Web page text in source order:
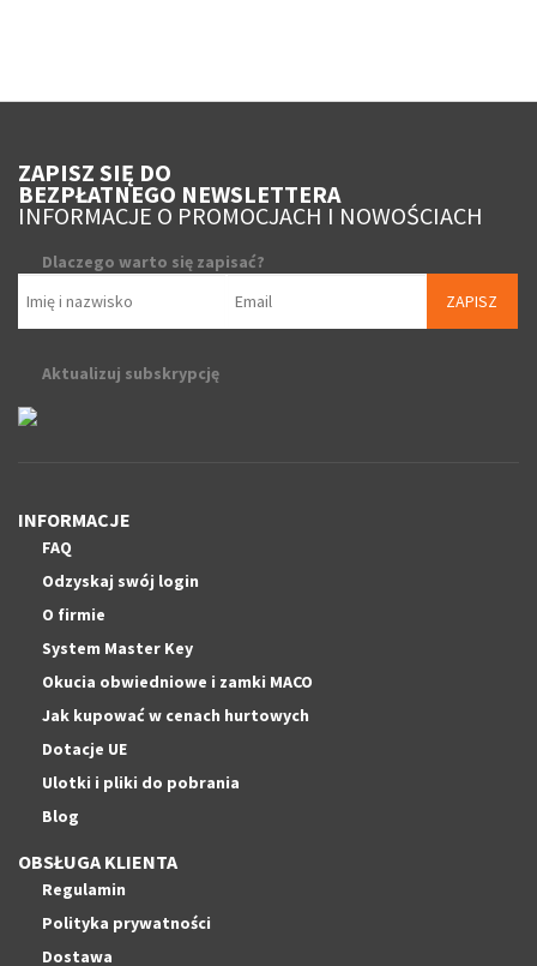
ZAPISZ SIĘ DO
BEZPŁATNEGO NEWSLETTERA
INFORMACJE O PROMOCJACH I NOWOŚCIACH
Dlaczego warto się zapisać?
ZAPISZ
Aktualizuj subskrypcję
INFORMACJE
FAQ
Odzyskaj swój login
O firmie
System Master Key
Okucia obwiedniowe i zamki MACO
Jak kupować w cenach hurtowych
Dotacje UE
Ulotki i pliki do pobrania
Blog
OBSŁUGA KLIENTA
Regulamin
Polityka prywatności
Dostawa